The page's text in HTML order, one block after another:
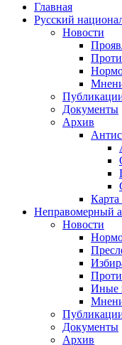
Главная
Русский
Новости
Документы
Архив
Карта
Неправомерный
Новости
Иные
Документы
Архив